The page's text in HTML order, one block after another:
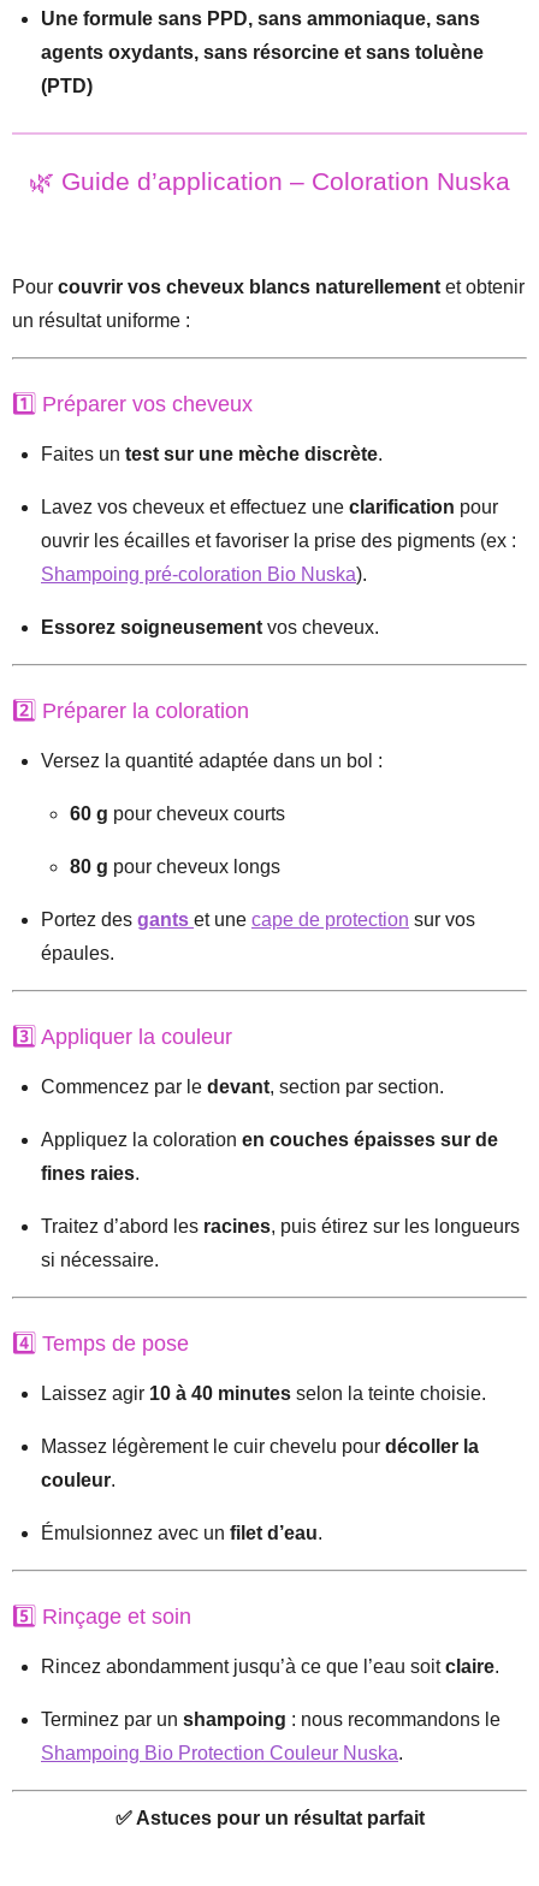
Une formule sans PPD, sans ammoniaque, sans
agents oxydants, sans résorcine et sans toluène
(PTD)
🌿 Guide d’application – Coloration Nuska
Pour couvrir vos cheveux blancs naturellement et obtenir
un résultat uniforme :
1️⃣ Préparer vos cheveux
Faites un test sur une mèche discrète.
Lavez vos cheveux et effectuez une clarification pour
ouvrir les écailles et favoriser la prise des pigments (ex :
Shampoing pré-coloration Bio Nuska).
Essorez soigneusement vos cheveux.
2️⃣ Préparer la coloration
Versez la quantité adaptée dans un bol :
60 g pour cheveux courts
80 g pour cheveux longs
Portez des gants et une cape de protection sur vos
épaules.
3️⃣ Appliquer la couleur
Commencez par le devant, section par section.
Appliquez la coloration en couches épaisses sur de
fines raies.
Traitez d’abord les racines, puis étirez sur les longueurs
si nécessaire.
4️⃣ Temps de pose
Laissez agir 10 à 40 minutes selon la teinte choisie.
Massez légèrement le cuir chevelu pour décoller la
couleur.
Émulsionnez avec un filet d’eau.
5️⃣ Rinçage et soin
Rincez abondamment jusqu’à ce que l’eau soitclaire.
Terminez par un shampoing : nous recommandons le
Shampoing Bio Protection Couleur Nuska.
✅ Astuces pour un résultat parfait